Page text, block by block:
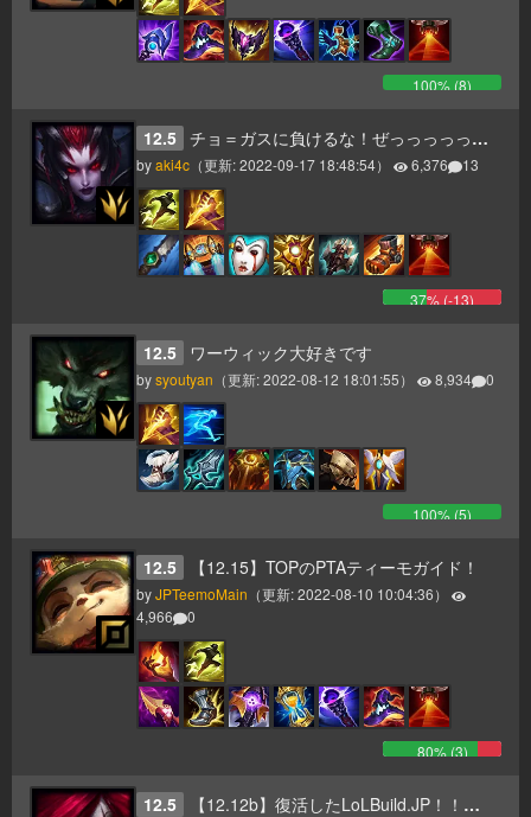
100% (8)
12.5 チョ＝ガスに負けるな！ぜっっっっっっったいにこけない！最強エリスガイド！！！！！！！！！！
byaki4c （更新:2022-09-17 18:48:54） 6,376 13
37% (-13)
12.5 ワーウィック大好きです
bysyoutyan （更新:2022-08-12 18:01:55） 8,934 0
100% (5)
12.5 【12.15】TOPのPTAティーモガイド！
byJPTeemoMain （更新:2022-08-10 10:04:36）
4,966
0
80% (3)
12.5 【12.12b】復活したLoLBuild.JP！！！超初心者向けカタリナ